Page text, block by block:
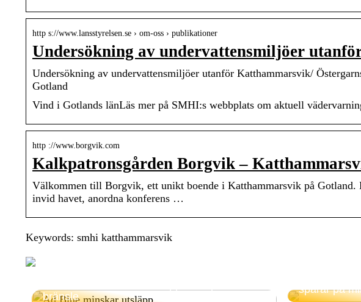
http s://www.lansstyrelsen.se › om-oss › publikationer
Undersökning av undervattensmiljöer
Undersökning av undervattensmiljöer utanför Katthammarsvik/
Gotland
Vind i Gotlands länLäs mer på SMHI:s webbplats om aktuell
http ://www.borgvik.com
Kalkpatronsgården Borgvik –
Välkommen till Borgvik, ett unikt boende i Katthammarsvik på
invid havet, anordna konferens …
Keywords: smhi katthammarsvik
bränsle
sparar på